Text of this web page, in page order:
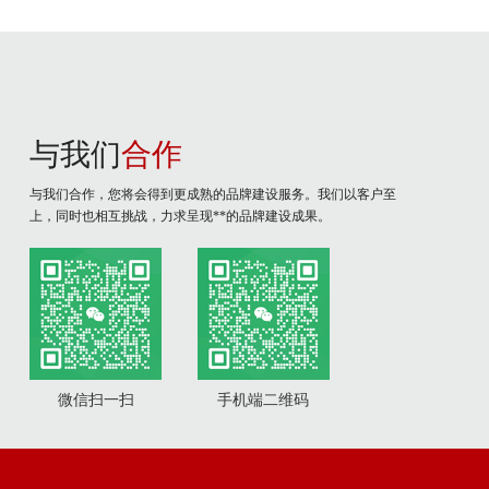
与我们合作
与我们合作，您将会得到更成熟的品牌建设服务。我们以客户至
上，同时也相互挑战，力求呈现**的品牌建设成果。
微信扫一扫 手机端二维码